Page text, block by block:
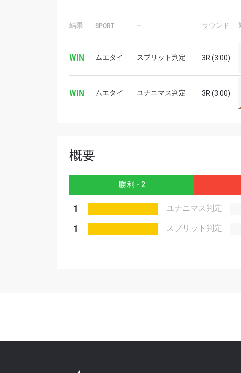
結果 SPORT — ラウンド
WIN ムエタイ スプリット判定 3R (3:00)
WIN ムエタイ ユナニマス判定 3R (3:00)
概要
勝利 - 2
1 ユナニマス判定
1
スプリット判定
最新
ー、ライ
Eメール
名前（ロ
に基